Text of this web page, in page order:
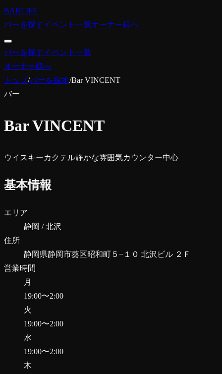
BARLIFE
バーを探すイベント一覧オーナー様へ
バーを探すイベント一覧
オーナー様へ
トップ/バーを探す/Bar VINCENT
バー
Bar VINCENT
ウイスキーカクテル静かな雰囲気カウンター中心
基本情報
エリア
静岡 / 北沢
住所
静岡県静岡市葵区昭和町５−１０ 北沢ビル ２Ｆ
営業時間
月
19:00〜2:00
火
19:00〜2:00
水
19:00〜2:00
木